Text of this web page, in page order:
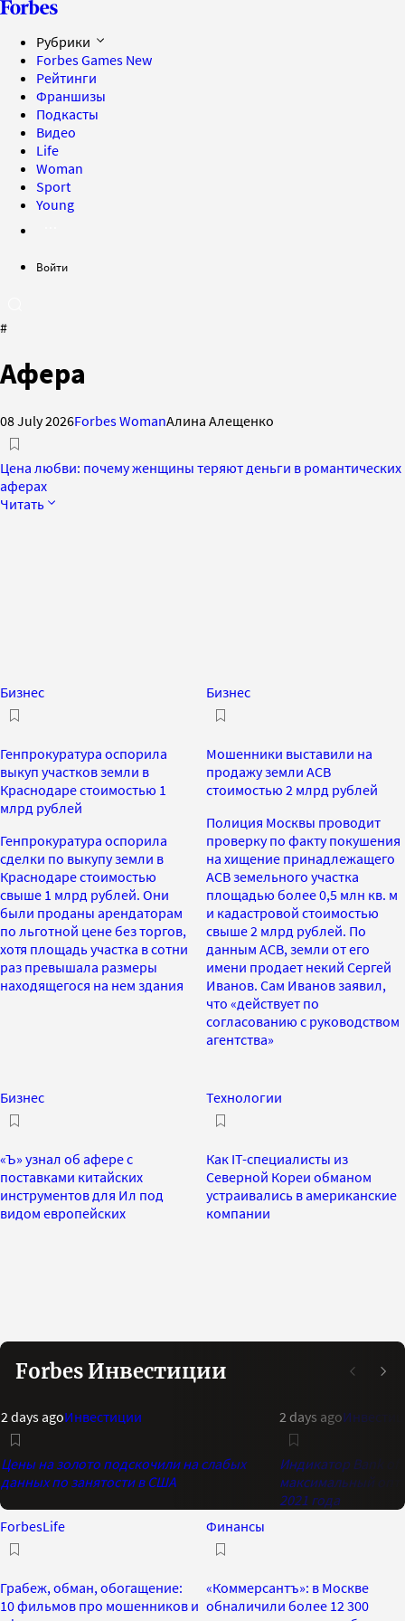
Рубрики
Forbes Games New
Рейтинги
Франшизы
Подкасты
Видео
Life
Woman
Sport
Young
Войти
#
Афера
08 July 2026Forbes WomanАлина Алещенко
Цена любви: почему женщины теряют деньги в романтических
аферах
Читать
Бизнес
Генпрокуратура оспорила
выкуп участков земли в
Краснодаре стоимостью 1
млрд рублей
Генпрокуратура оспорила
сделки по выкупу земли в
Краснодаре стоимостью
свыше 1 млрд рублей. Они
были проданы арендаторам
по льготной цене без торгов,
хотя площадь участка в сотни
раз превышала размеры
находящегося на нем здания
Бизнес
Мошенники выставили на
продажу земли АСВ
стоимостью 2 млрд рублей
Полиция Москвы проводит
проверку по факту покушения
на хищение принадлежащего
АСВ земельного участка
площадью более 0,5 млн кв. м
и кадастровой стоимостью
свыше 2 млрд рублей. По
данным АСВ, земли от его
имени продает некий Сергей
Иванов. Сам Иванов заявил,
что «действует по
согласованию с руководством
агентства»
Бизнес
«Ъ» узнал об афере с
поставками китайских
инструментов для Ил под
видом европейских
Технологии
Как IT-специалисты из
Северной Кореи обманом
устраивались в американские
компании
Forbes Инвестиции
2 days agoИнвестиции
Цены на золото подскочили на слабых
данных по занятости в США
2 days ago
Индикатор Bank of
максимальный
2021 года
ForbesLife
Грабеж, обман, обогащение:
10 фильмов про мошенников и
Финансы
«Коммерсантъ»: в Москве
обналичили более 12 300